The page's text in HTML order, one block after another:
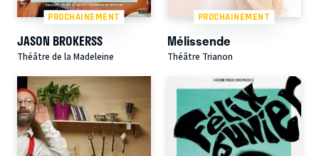
PROCHAINEMENT
JASON BROKERSS
Théâtre de la Madeleine
PROCHAINEMENT
Mélissende
Théâtre Trianon